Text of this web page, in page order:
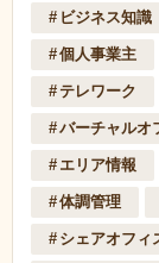
ビジネス知識
個人事業主
テレワーク
バーチャルオ
エリア情報
体調管理
シェアオフィ